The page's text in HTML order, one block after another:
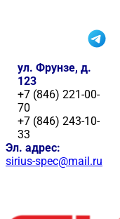
ул. Фрунзе, д.
123
+7 (846) 221-00-
70
+7 (846) 243-10-
33
Эл. адрес:
sirius-spec@mail.ru